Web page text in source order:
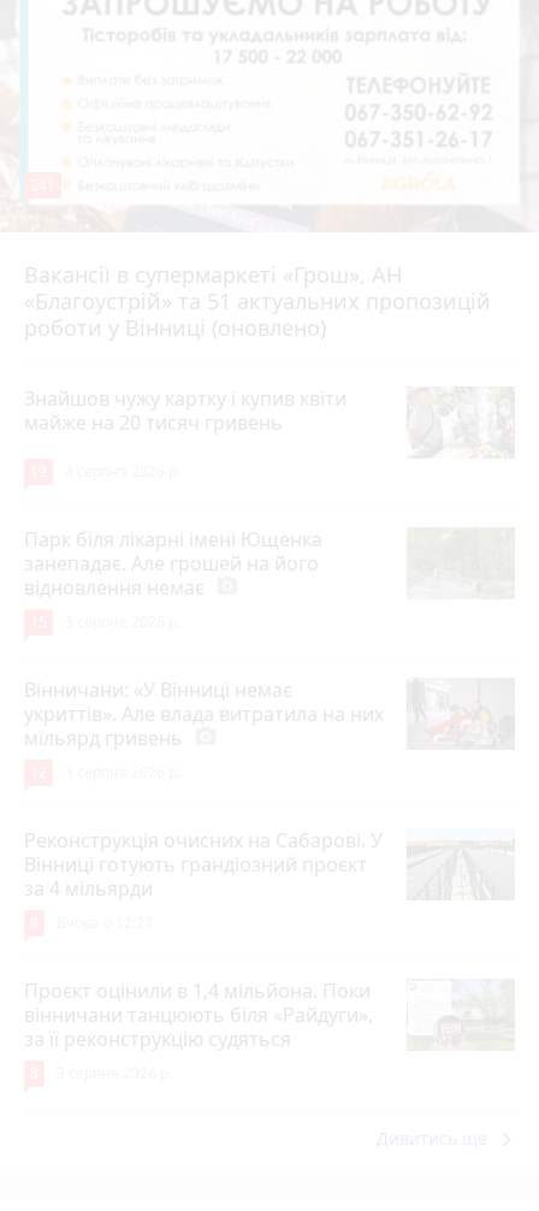
Вакансії в супермаркеті «Грош», АН
«Благоустрій» та 51 актуальних пропозицій
роботи у Вінниці (оновлено)
4 серпня 2026 р.
Знайшов чужу картку і купив квіти
майже на 20 тисяч гривень
Парк біля лікарні імені Ющенка
занепадає. Але грошей на його
відновлення немає
Вінничани: «У Вінниці немає
укриттів». Але влада витратила на них
мільярд гривень
Реконструкція очисних на Сабарові. У
Вінниці готують грандіозний проєкт
за 4 мільярди
Проєкт оцінили в 1,4 мільйона. Поки
вінничани танцюють біля «Райдуги»,
за її реконструкцію судяться